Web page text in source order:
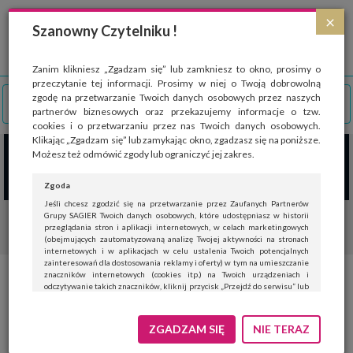
×
Szanowny Czytelniku !
Zanim klikniesz „Zgadzam się” lub zamkniesz to okno, prosimy o
przeczytanie tej informacji. Prosimy w niej o Twoją dobrowolną
zgodę na przetwarzanie Twoich danych osobowych przez naszych
partnerów biznesowych oraz przekazujemy informacje o tzw.
cookies i o przetwarzaniu przez nas Twoich danych osobowych.
Klikając „Zgadzam się” lub zamykając okno, zgadzasz się na poniższe.
Możesz też odmówić zgody lub ograniczyć jej zakres.
Zgoda
Jeśli chcesz zgodzić się na przetwarzanie przez Zaufanych Partnerów
Grupy SAGIER Twoich danych osobowych, które udostępniasz w historii
przeglądania stron i aplikacji internetowych, w celach marketingowych
(obejmujących zautomatyzowaną analizę Twojej aktywności na stronach
internetowych i w aplikacjach w celu ustalenia Twoich potencjalnych
zainteresowań dla dostosowania reklamy i oferty) w tym na umieszczanie
znaczników internetowych (cookies itp.) na Twoich urządzeniach i
odczytywanie takich znaczników, kliknij przycisk „Przejdź do serwisu” lub
Jeśli nie chcesz wyrazić zgody, kliknij „Nie teraz”.
Wyrażenie zgody jest dobrowolne. Możesz edytować zakres zgody, w tym
ZGADZAM SIĘ NIE TERAZ
Strona wykorzystuje pliki cookies, które służą głównie do celów statystycznych.
Wyrażając zgodę na używanie 'cookies', zezwalasz na zapisanie ich w pamięci
przeglądarki. Przejdź do
polityki cookies
Przygotuj kolorowe pisanki i
koguty – warsztaty dla dzieci w
AUCHAN KRASNE